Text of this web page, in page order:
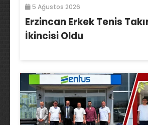
5 Ağustos 2026
Erzincan Erkek Tenis
İkincisi Oldu